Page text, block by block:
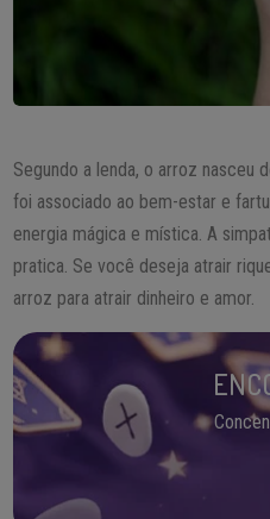
Segundo a lenda, o arroz
foi associado ao bem-estar e
energia mágica e mística. A
pratica. Se você deseja atrair
arroz para atrair dinheiro e amor.